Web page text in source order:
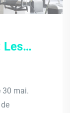
Les…
30 mai.